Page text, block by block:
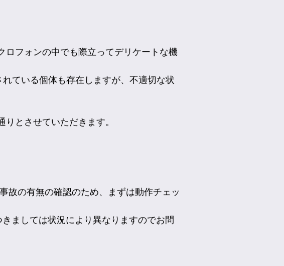
ロフォンの中でも際立ってデリケートな機
ている個体も存在しますが、不適切な状
とさせていただきます。
故の有無の確認のため、まずは動作チェッ
ましては状況により異なりますのでお問